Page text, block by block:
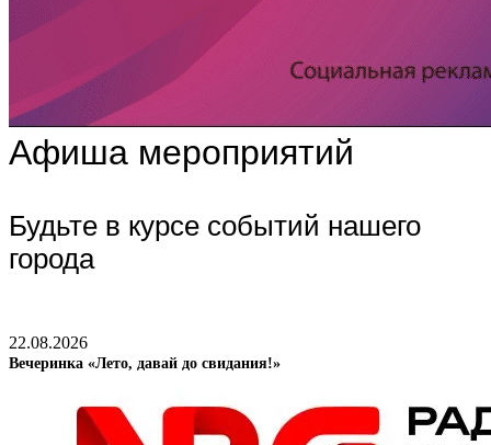
Афиша мероприятий
Будьте в курсе событий нашего
города
22.08.2026
Вечеринка «Лето, давай до свидания!»